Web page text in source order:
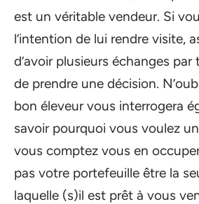
est un véritable vendeur. Si
l’intention de lui rendre visite,
d’avoir plusieurs échanges
de prendre une décision.
bon éleveur vous interrogera
savoir pourquoi vous voulez
vous comptez vous en
pas votre portefeuille être la
laquelle (s)il est prêt à vous